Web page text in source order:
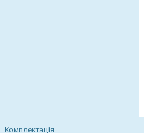
Комплектація